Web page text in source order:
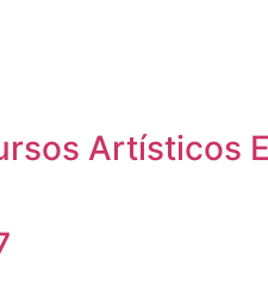
Artísticos